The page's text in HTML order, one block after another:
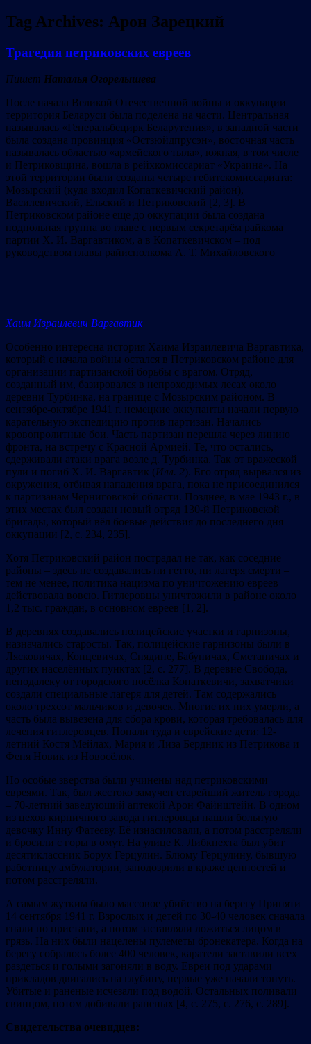
Tag Archives: Арон Зарецкий
Трагедия петриковских евреев
Пишет Наталья Огорелышева
После начала Великой Отечественной войны и оккупации
территория Беларуси была поделена на части. Центральная
называлась «Генеральбецирк Беларутения», в западной части
была создана провинция «Остзюйдпрусэн», восточная часть
называлась областью «армейского тыла», южная, в том числе
и Петриковщина, вошла в рейхкомиссариат «Украина». На
этой территории были созданы четыре гебитскомиссариата:
Мозырский (куда входил Копаткевичский район),
Василевичский, Ельский и Петриковский [2, 3]. В
Петриковском районе еще до оккупации была создана
подпольная группа во главе с первым секретарём райкома
партии Х. И. Варгавтиком, а в Копаткевичском – под
руководством главы райисполкома А. Т. Михайловского
Хаим Израилевич Варгавтик
Особенно интересна история Хаима Израилевича Варгавтика,
который с начала войны остался в Петриковском районе для
организации партизанской борьбы с врагом. Отряд,
созданный им, базировался в непроходимых лесах около
деревни Турбинка, на границе с Мозырским районом. В
сентябре-октябре 1941 г. немецкие оккупанты начали первую
карательную экспедицию против партизан. Начались
кровопролитные бои. Часть партизан перешла через линию
фронта, на встречу с Красной Армией. Те, что остались,
сдерживали атаки врага возле д. Турбинка. Так от вражеской
пули и погиб Х. И. Варгавтик (Илл. 2). Его отряд вырвался из
окружения, отбивая нападения врага, пока не присоединился
к партизанам Черниговской области. Позднее, в мае 1943 г., в
этих местах был создан новый отряд 130-й Петриковской
бригады, который вёл боевые действия до последнего дня
оккупации [2, с. 234, 235].
Хотя Петриковский район пострадал не так, как соседние
районы – здесь не создавались ни гетто, ни лагеря смерти –
тем не менее, политика нацизма по уничтожению евреев
действовала вовсю. Гитлеровцы уничтожили в районе около
1,2 тыс. граждан, в основном евреев [1, 2].
В деревнях создавались полицейские участки и гарнизоны,
назначались старосты. Так, полицейские гарнизоны были в
Лясковичах, Копцевичах, Снядине, Бабуничах, Сметаничах и
других населённых пунктах [2, с. 277]. В деревне Свобода,
неподалеку от городского посёлка Копаткевичи, захватчики
создали специальные лагеря для детей. Там содержались
около трехсот мальчиков и девочек. Многие их них умерли, а
часть была вывезена для сбора крови, которая требовалась для
лечения гитлеровцев. Попали туда и еврейские дети: 12-
летний Костя Мейлах, Мария и Лиза Бердник из Петрикова и
Феня Новик из Новосёлок.
Но особые зверства были учинены над петриковскими
евреями. Так, был жестоко замучен старейший житель города
– 70-летний заведующий аптекой Арон Файнштейн. В одном
из цехов кирпичного завода гитлеровцы нашли больную
девочку Инну Фатееву. Её изнасиловали, а потом расстреляли
и бросили с горы в омут. На улице К. Либкнехта был убит
десятиклассник Борух Герцулин. Блюму Герцулину, бывшую
работницу амбулатории, заподозрили в краже ценностей и
потом расстреляли.
А самым жутким было массовое убийство на берегу Припяти
14 сентября 1941 г. Взрослых и детей по 30-40 человек сначала
гнали по пристани, а потом заставляли ложиться лицом в
грязь. На них были нацелены пулеметы бронекатера. Когда на
берегу собралось более 400 человек, каратели заставили всех
раздеться и голыми загоняли в воду. Евреи под ударами
прикладов двигались на глубину, первые уже начали тонуть.
Убитые и раненые исчезали под водой. Остальных поливали
свинцом, потом добивали раненых [4, с. 275, с. 276, с. 289].
Свидетельства очевидцев: